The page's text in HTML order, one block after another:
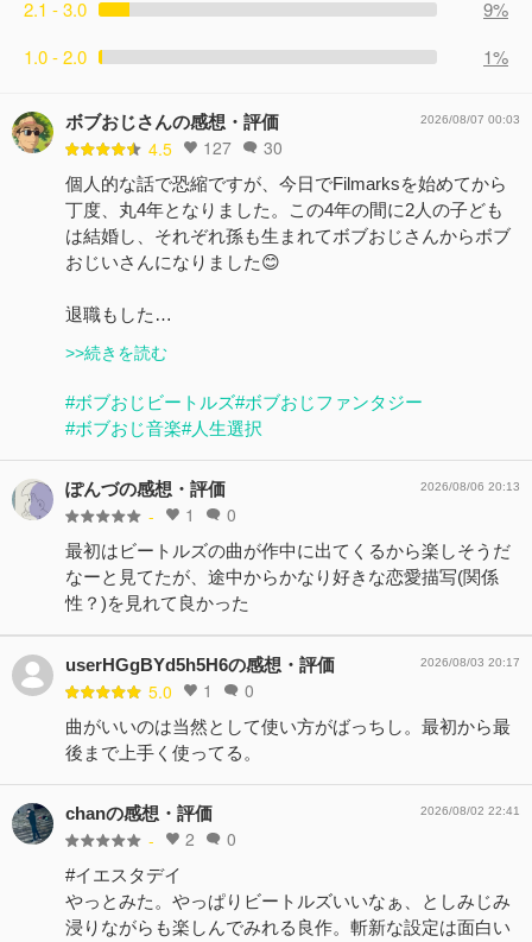
2.1 - 3.0
9%
1.0 - 2.0
1%
ボブおじさんの感想・評価
4.5 127 30
2026/08/07 00:03
個人的な話で恐縮ですが、今日でFilmarksを始めてから
丁度、丸4年となりました。この4年の間に2人の子ども
は結婚し、それぞれ孫も生まれてボブおじさんからボブ
おじいさんになりました😊
退職もした…
>>続きを読む
#ボブおじビートルズ#ボブおじファンタジー
#ボブおじ音楽#人生選択
ぽんづの感想・評価
- 1 0
2026/08/06 20:13
最初はビートルズの曲が作中に出てくるから楽しそうだ
なーと見てたが、途中からかなり好きな恋愛描写(関係
性？)を見れて良かった
userHGgBYd5h5H6の感想・評価
5.0 1 0
2026/08/03 20:17
曲がいいのは当然として使い方がばっちし。最初から最
後まで上手く使ってる。
chanの感想・評価
- 2 0
2026/08/02 22:41
#イエスタデイ
やっとみた。やっぱりビートルズいいなぁ、としみじみ
浸りながらも楽しんでみれる良作。斬新な設定は面白い